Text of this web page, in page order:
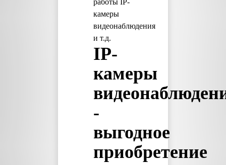
работы IP-
камеры
видеонаблюдения
и т.д.
IP-
камеры
-
выгодное
приобретение